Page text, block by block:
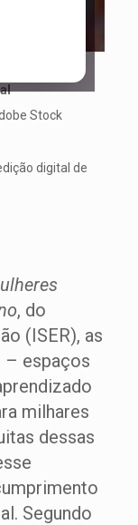
e
Stock
digital de
, do
(ISER), as
– espaços
milhares
dessas
Segundo